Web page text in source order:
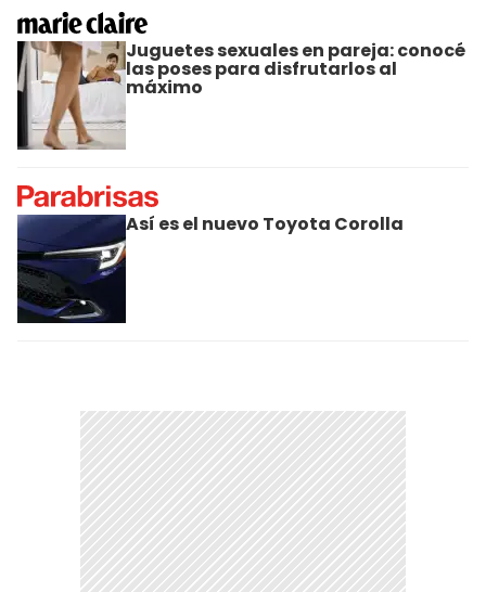
Juguetes sexuales en pareja: conocé
las poses para disfrutarlos al
máximo
Así es el nuevo Toyota Corolla